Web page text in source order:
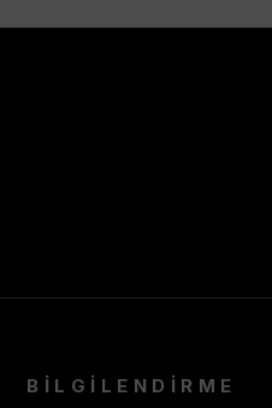
BİLGİLENDİRME